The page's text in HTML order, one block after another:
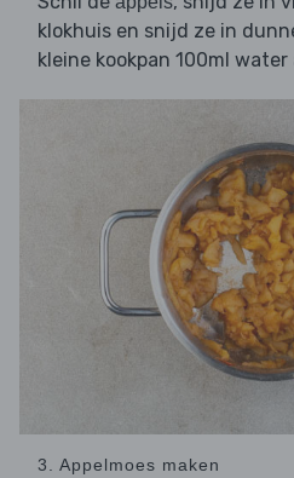
klokhuis en snijd ze in
kleine kookpan 100ml water
3. Appelmoes maken